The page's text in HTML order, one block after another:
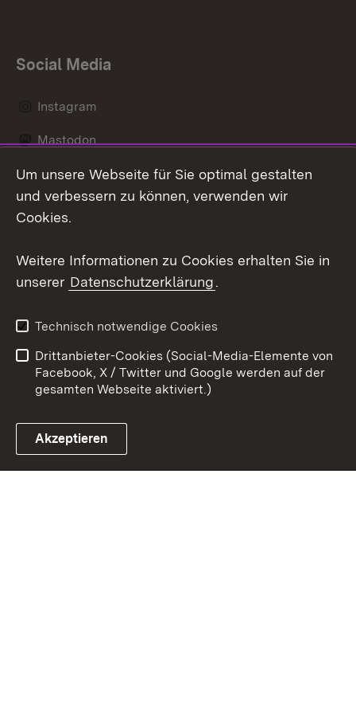
Social Media
Instagram
Mastodon
Messenger
Link zum Landesportal
Kontakt
Impressum
Cookies
Um unsere Webseite für Sie optimal gestalten
und verbessern zu können, verwenden wir
Cookies.
Weitere Informationen zu Cookies erhalten Sie in
unserer Datenschutzerklärung.
Technisch notwendige Cookies
Drittanbieter-Cookies (Social-Media-Elemente von
Facebook, X / Twitter und Google werden auf der
gesamten Webseite aktiviert.)
Akzeptieren